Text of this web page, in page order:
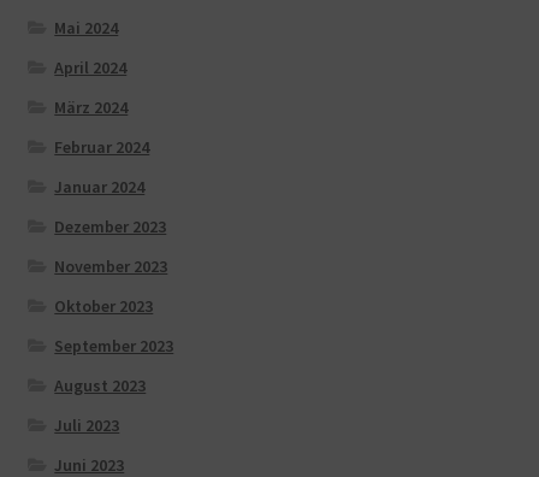
Mai 2024
April 2024
März 2024
Februar 2024
Januar 2024
Dezember 2023
November 2023
Oktober 2023
September 2023
August 2023
Juli 2023
Juni 2023